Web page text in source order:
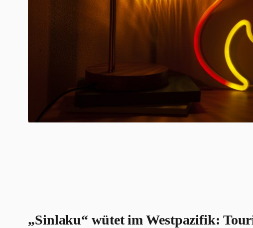
„Sinlaku“ wütet im Westpazifik: